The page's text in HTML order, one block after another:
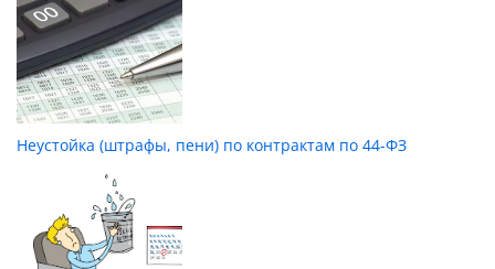
Неустойка (штрафы, пени) по контрактам по 44-ФЗ